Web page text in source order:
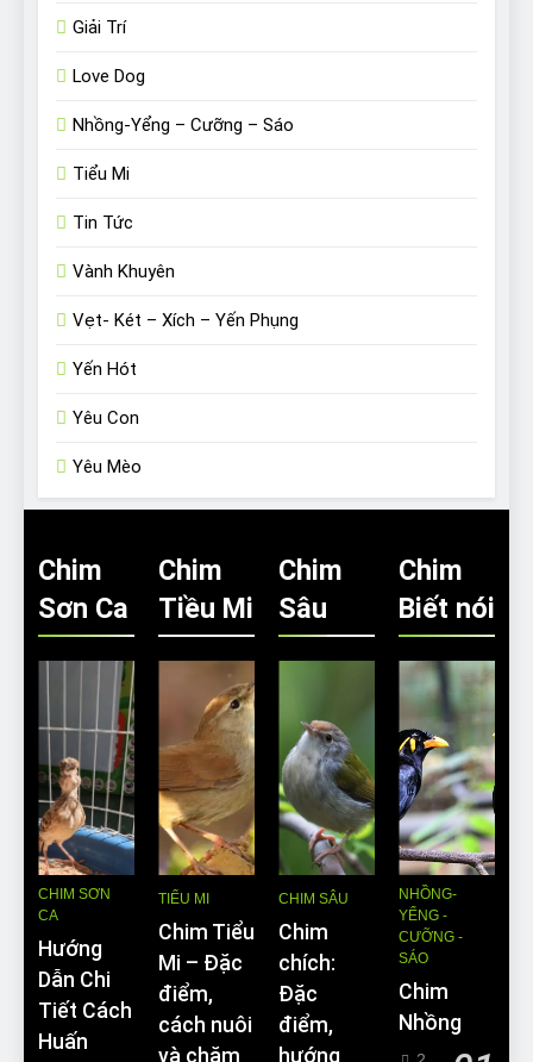
Giải Trí
Love Dog
Nhồng-Yểng – Cưỡng – Sáo
Tiểu Mi
Tin Tức
Vành Khuyên
Vẹt- Két – Xích – Yến Phụng
Yến Hót
Yêu Con
Yêu Mèo
Chim
Sơn Ca
CHIM SƠN
CA
Hướng
Dẫn Chi
Tiết Cách
Huấn
Chim
Tiều Mi
TIỂU MI
Chim Tiểu
Mi – Đặc
điểm,
cách nuôi
và chăm
Chim
Sâu
CHIM SÂU
Chim
chích:
Đặc
điểm,
hướng
Chim
Biết nói
NHỒNG-
YỂNG -
CƯỠNG -
SÁO
Chim
Nhồng